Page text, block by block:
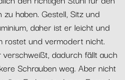
haben. Gestell, Sitz und
daher ist er leicht und
rostet und vermodert nicht.
verschweißt, dadurch fällt auch
Schrauben weg. Aber nicht